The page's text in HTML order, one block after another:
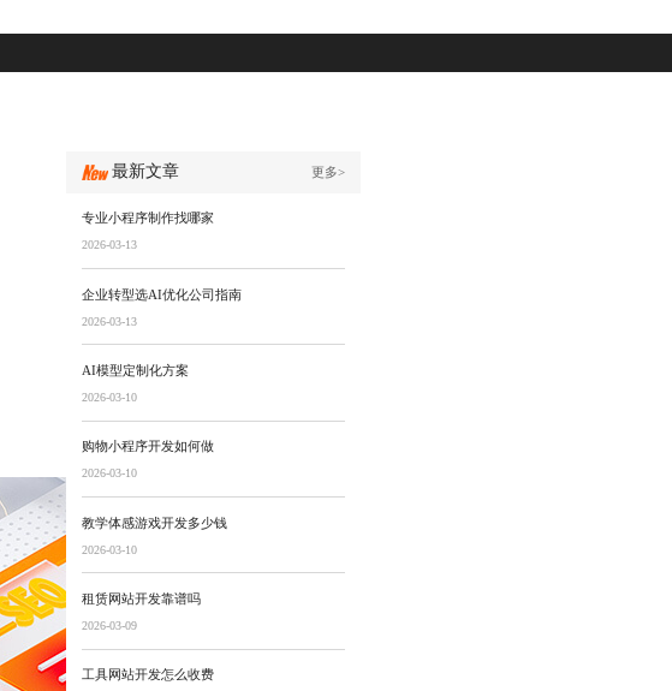
最新文章 更多>
专业小程序制作找哪家
2026-03-13
企业转型选AI优化公司指南
2026-03-13
AI模型定制化方案
2026-03-10
购物小程序开发如何做
2026-03-10
教学体感游戏开发多少钱
2026-03-10
租赁网站开发靠谱吗
2026-03-09
工具网站开发怎么收费